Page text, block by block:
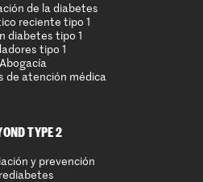
de la diabetes
reciente tipo 1
diabetes tipo 1
tipo 1
Abogacía
de atención médica
TYPE 2
y prevención